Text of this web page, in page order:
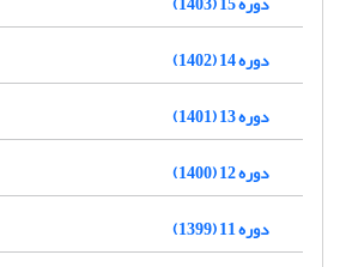
دوره 14 (1402)
دوره 13 (1401)
دوره 12 (1400)
دوره 11 (1399)